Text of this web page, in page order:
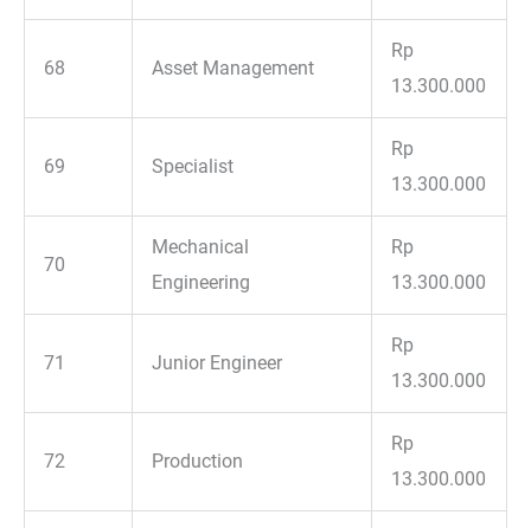
68 Asset Management
Rp
13.300.000
69 Specialist
Rp
13.300.000
70
Mechanical
Engineering
Rp
13.300.000
71 Junior Engineer
Rp
13.300.000
72 Production
Rp
13.300.000